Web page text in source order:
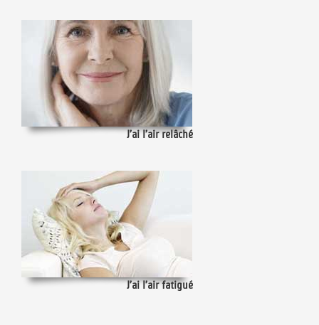
J’ai l’air relâché
J’ai l’air fatigué